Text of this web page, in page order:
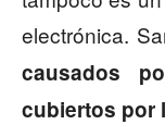
electrónica.
causados
cubiertos por